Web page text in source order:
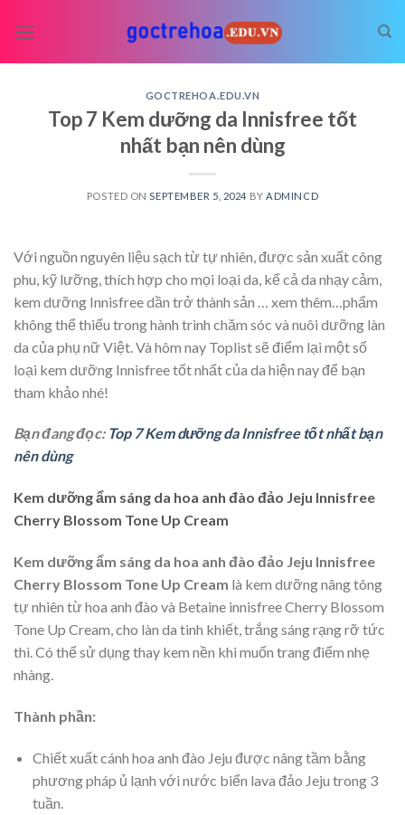
GOCTREHOA.EDU.VN
Top 7 Kem dưỡng da Innisfree tốt
nhất bạn nên dùng
POSTED ON SEPTEMBER 5, 2024 BY ADMINCD
Với nguồn nguyên liệu sạch từ tự nhiên, được sản xuất công
phu, kỹ lưỡng, thích hợp cho mọi loại da, kể cả da nhạy cảm,
kem dưỡng Innisfree dần trở thành sản
… xem thêm… phẩm
không thể thiếu trong hành trình chăm sóc và nuôi dưỡng làn
da của phụ nữ Việt. Và hôm nay Toplist sẽ điểm lại một số
loại kem dưỡng Innisfree tốt nhất của da hiện nay để bạn
tham khảo nhé!
Bạn đang đọc: Top 7 Kem dưỡng da Innisfree tốt nhất bạn
nên dùng
Kem dưỡng ẩm sáng da hoa anh đào đảo Jeju Innisfree
Cherry Blossom Tone Up Cream
Kem dưỡng ẩm sáng da hoa anh đào đảo Jeju Innisfree
Cherry Blossom Tone Up Cream là kem dưỡng nâng tông
tự nhiên từ hoa anh đào và Betaine innisfree Cherry Blossom
Tone Up Cream, cho làn da tinh khiết, trắng sáng rạng rỡ tức
thì. Có thể sử dụng thay kem nền khi muốn trang điểm nhẹ
nhàng.
Thành phần:
Chiết xuất cánh hoa anh đào Jeju được nâng tầm bằng
phương pháp ủ lạnh với nước biển lava đảo Jeju trong 3
tuần.